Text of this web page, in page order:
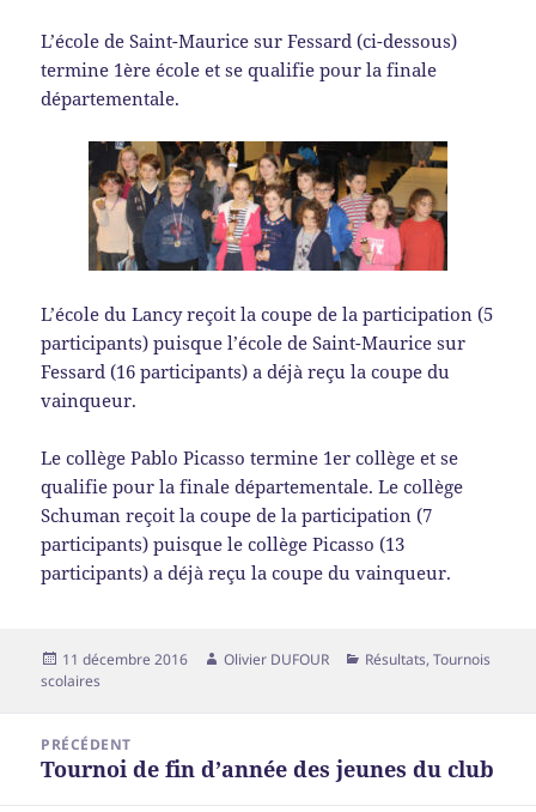
L’école de Saint-Maurice sur Fessard (ci-dessous)
termine 1ère école et se qualifie pour la finale
départementale.
L’école du Lancy reçoit la coupe de la participation (5
participants) puisque l’école de Saint-Maurice sur
Fessard (16 participants) a déjà reçu la coupe du
vainqueur.
Le collège Pablo Picasso termine 1er collège et se
qualifie pour la finale départementale. Le collège
Schuman reçoit la coupe de la participation (7
participants) puisque le collège Picasso (13
participants) a déjà reçu la coupe du vainqueur.
Publié
le
11 décembre 2016 Auteur
Olivier DUFOUR Catégories
Résultats,Tournois
scolaires
l’article
PRÉCÉDENT
Article
Tournoi de fin d’année des jeunes du club